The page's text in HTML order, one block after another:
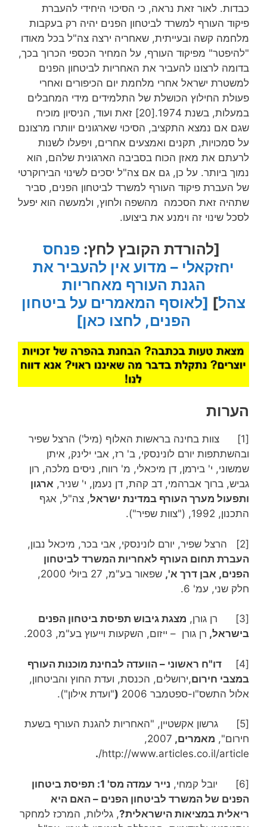
כבדות. לאור זאת נראה, כי הסיכוי היחידי להעברת
פיקוד העורף למשרד לביטחון הפנים יהיה רק בעקבות
מלחמה קשה ובעייתית, שאחריה ירצה צה"ל בכל מאודו
"להיפטר" מפיקוד העורף, על המחיר הכספי הכרוך בכך,
בדומה לרצונו להעביר את האחריות לביטחון הפנים
למשטרת ישראל אחרי מלחמת יום הכיפורים ואחרי
פעולת החילוץ הכושלת של התלמידים מידי המחבלים
במעלות, בשנת 1974.[20] זאת ועוד, הניסיון מוכיח
שגם אם נמצא התקציב, הסיכוי שארגונים יוותרו מרצונם
על סמכויות, תקנים ואמצעים אחרים, ויפעלו לשנות
לרעתם את מאזן הכוח בסביבה הארגונית שלהם, הוא
נמוך ביותר. על כן, גם אם צה"ל יסכים לשינוי הבירוקרטי
של העברת פיקוד העורף למשרד לביטחון הפנים, סביר
שתהיה זאת הסכמה מהשפה ולחוץ, ולמעשה הוא יפעל
לסכל שינוי זה וימנע את ביצועו.
[להורדת הקובץ לחץ: פנחס
יחזקאלי – מדוע אין להעביר את
הגנת העורף מאחריות
צהל] [לאוסף המאמרים על ביטחון
הפנים, לחצו כאן]
הערות
[1] צוות בחינה בראשות האלוף (מיל') הרצל שפיר
ובהשתתפות יורם לונינסקי, ב' רז, אבי ילינק, איתן
שמשוני, י' בירמן, דן מיכאלי, מ' רווח, ניסים מלכה, רון
גביש, ברוך אברהמי, דב קהת, דן נעמן, י' שניר, ארגון
ותפעול מערך העורף במדינת ישראל, צה"ל, אגף
התכנון, 1992, ("צוות שפיר").
[2] הרצל שפיר, יורם לונינסקי, אבי בכר, מיכאל נבון,
העברת תחום העורף לאחריות המשרד לביטחון
הפנים, אבן דרך א',
שפאור בע"מ, 27 ביולי 2000,
חלק שני, עמ' 6.
[3] רן גורן,
מצגת גיבוש תפיסת ביטחון הפנים
בישראל, רן גורן – ייזום, השקעות וייעוץ בע"מ, 2003.
[4]
דו"ח ראשוני – הוועדה לבחינת מוכנות העורף
במצבי חירום,ירושלים, הכנסת, ועדת החוץ והביטחון,
אלול התשס"ו-ספטמבר 2006
("ועדת אילון").
[5] גרשון אקשטיין, "האחריות להגנת העורף בשעת
חירום", מאמרים,
2007,
http://www.articles.co.il/article/
.
[6] יובל קמחי,
נייר עמדה מס' 1: תפיסת ביטחון
הפנים של המשרד לביטחון הפנים – האם היא
ריאלית במציאות הישראלית?, גלילות, המרכז למחקר